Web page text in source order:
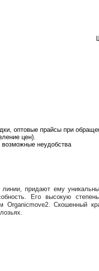
оптовые прайсы при
цен).
возможные неудобства
придают ему
Его высокую
Organicmove2. Скошенный